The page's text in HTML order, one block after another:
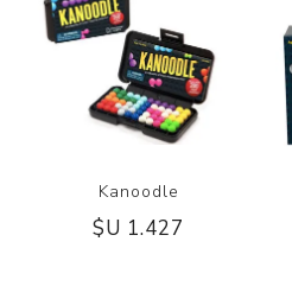
Kanoodle
$U 1.427